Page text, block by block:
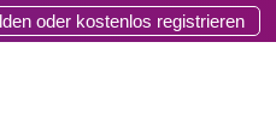
oder kostenlos registrieren